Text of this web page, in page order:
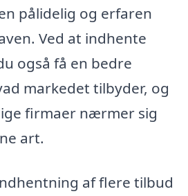
pålidelig og erfaren
Ved at indhente
også få en bedre
markedet tilbyder, og
firmaer nærmer sig
art.
af flere tilbud